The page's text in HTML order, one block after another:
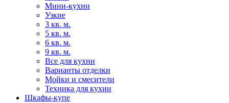
Мини-кухни
Узкие
3 кв. м.
5 кв. м.
6 кв. м.
9 кв. м.
Все для кухни
Варианты отделки
Мойки и смесители
Техника для кухни
Шкафы-купе